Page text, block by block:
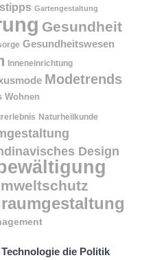
Gartengestaltung
Gesundheit
Gesundheitswesen
Inneneinrichtung
Modetrends
Wohnen
Naturheilkunde
Design
die Politik